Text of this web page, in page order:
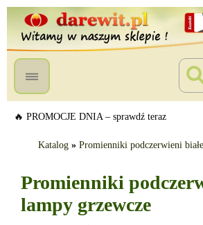
🔥 PROMOCJE DNIA – sprawdź teraz
Katalog » Promienniki podczerwieni
Promienniki
lampy grzewcze